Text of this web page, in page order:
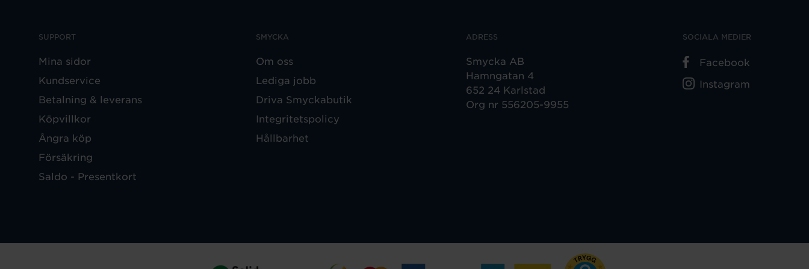
SUPPORT
Mina sidor
Kundservice
Betalning & leverans
Köpvillkor
Ångra köp
Försäkring
Saldo - Presentkort
SMYCKA
Om oss
Lediga jobb
Driva Smyckabutik
Integritetspolicy
Hållbarhet
ADRESS
Smycka AB
Hamngatan 4
652 24 Karlstad
Org nr 556205-9955
SOCIALA MEDIER
Facebook
Instagram